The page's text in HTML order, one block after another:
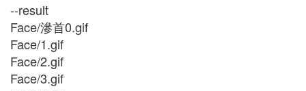
--result
Face/滲首0.gif
Face/1.gif
Face/2.gif
Face/3.gif